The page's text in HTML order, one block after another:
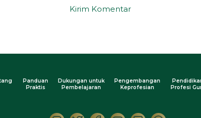
Panduan
Praktis
Dukungan untuk
Pembelajaran
Pengembangan
Keprofesian
Profesi